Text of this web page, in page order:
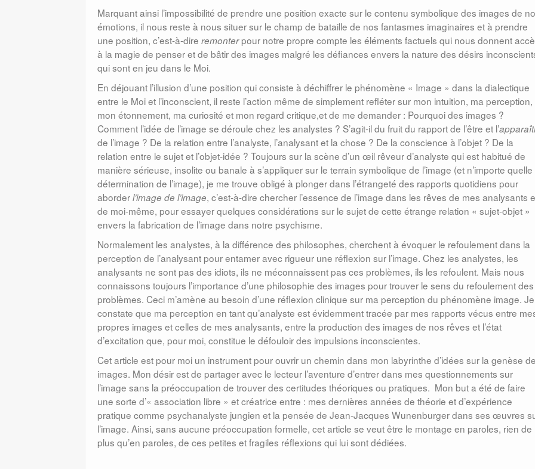
Marquant ainsi l’impossibilité de prendre une position exacte sur le contenu symbolique des images de
émotions, il nous reste à nous situer sur le champ de bataille de nos fantasmes imaginaires et à prendre
une position, c’est-à-dire remonterpour notre propre compte les éléments factuels qui nous donnent
à la magie de penser et de bâtir des images malgré les défiances envers la nature des désirs
qui sont en jeu dans le Moi.
En déjouant l’illusion d’une position qui consiste à déchiffrer le phénomène « Image » dans la dialectique
entre le Moi et l’inconscient, il reste l’action même de simplement refléter sur mon intuition, ma perception,
mon étonnement, ma curiosité et mon regard critique,et de me demander : Pourquoi des images ?
Comment l’idée de l’image se déroule chez les analystes ? S’agit-il du fruit du rapport de l’être et l’
de l’image ? De la relation entre l’analyste, l’analysant et la chose ? De la conscience à l’objet ? De la
relation entre le sujet et l’objet-idée ? Toujours sur la scène d’un œil rêveur d’analyste qui est habitué de
manière sérieuse, insolite ou banale à s’appliquer sur le terrain symbolique de l’image (et n’importe quelle
détermination de l’image), je me trouve obligé à plonger dans l’étrangeté des rapports quotidiens pour
aborderl’image de l’image, c’est-à-dire chercher l’essence de l’image dans les rêves de mes analysants
de moi-même, pour essayer quelques considérations sur le sujet de cette étrange relation « sujet-objet »
envers la fabrication de l’image dans notre psychisme.
Normalement les analystes, à la différence des philosophes, cherchent à évoquer le refoulement dans la
perception de l’analysant pour entamer avec rigueur une réflexion sur l’image. Chez les analystes, les
analysants ne sont pas des idiots, ils ne méconnaissent pas ces problèmes, ils les refoulent. Mais nous
connaissons toujours l’importance d’une philosophie des images pour trouver le sens du refoulement des
problèmes. Ceci m’amène au besoin d’une réflexion clinique sur ma perception du phénomène image. Je
constate que ma perception en tant qu’analyste est évidemment tracée par mes rapports vécus entre
propres images et celles de mes analysants, entre la production des images de nos rêves et l’état
d’excitation que, pour moi, constitue le défouloir des impulsions inconscientes.
Cet article est pour moi un instrument pour ouvrir un chemin dans mon labyrinthe d’idées sur la genèse
images. Mon désir est de partager avec le lecteur l’aventure d’entrer dans mes questionnements sur
l’image sans la préoccupation de trouver des certitudes théoriques ou pratiques. Mon but a été de faire
une sorte d’« association libre » et créatrice entre : mes dernières années de théorie et d’expérience
pratique comme psychanalyste jungien et la pensée de Jean-Jacques Wunenburger dans ses œuvres
l’image. Ainsi, sans aucune préoccupation formelle, cet article se veut être le montage en paroles, rien de
plus qu’en paroles, de ces petites et fragiles réflexions qui lui sont dédiées.